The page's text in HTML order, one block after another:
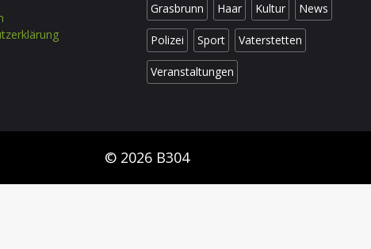
Grasbrunn Haar Kultur News
Polizei Sport Vaterstetten
Veranstaltungen
© 2026 B304